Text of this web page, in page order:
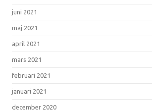
juni 2021
maj 2021
april 2021
mars 2021
februari 2021
januari 2021
december 2020